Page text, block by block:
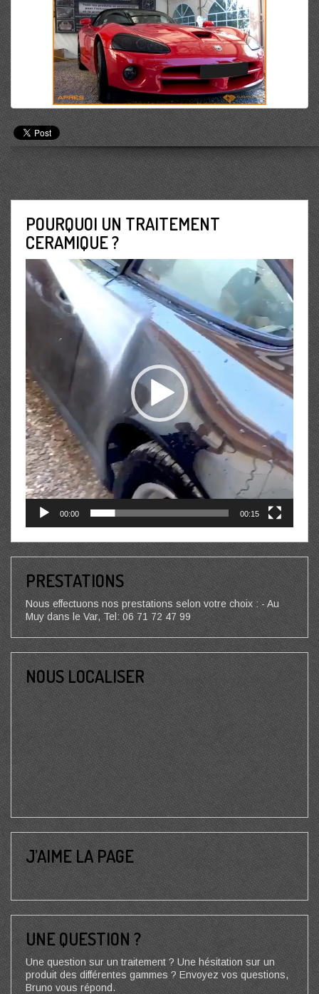
POURQUOI UN TRAITEMENT
CERAMIQUE ?
Lecteur
vidéo
00:00 00:15
PRESTATIONS
Nous effectuons nos prestations selon votre choix : - Au
Muy dans le Var, Tel: 06 71 72 47 99
NOUS LOCALISER
J’AIME LA PAGE
UNE QUESTION ?
Une question sur un traitement ? Une hésitation sur un
produit des différentes gammes ? Envoyez vos questions,
Bruno vous répond.